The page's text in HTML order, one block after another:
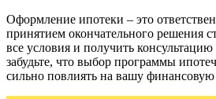
Оформление ипотеки – это
принятием окончательного решения
все условия и получить
забудьте, что выбор программы
сильно повлиять на вашу